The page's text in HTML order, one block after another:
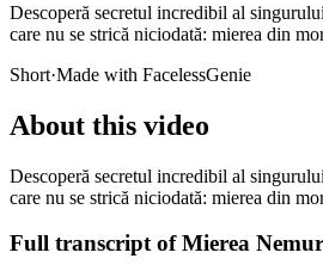
Descoperă secretul incredibil al
care nu se strică niciodată: mierea din
Short·Made with FacelessGenie
About this video
Descoperă secretul incredibil al
care nu se strică niciodată: mierea din
Full transcript ofMierea